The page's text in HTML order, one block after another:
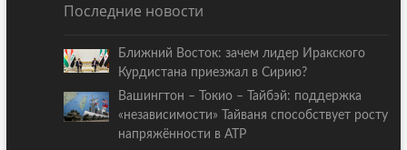
Последние новости
Ближний Восток: зачем лидер Иракского
Курдистана приезжал в Сирию?
Вашингтон – Токио – Тайбэй: поддержка
«независимости» Тайваня способствует росту
напряжённости в АТР